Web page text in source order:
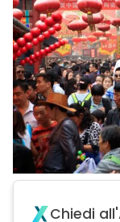
Chiedi